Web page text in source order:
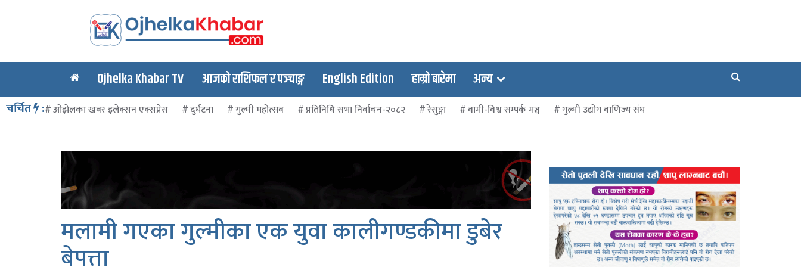
Ojhelka Khabar TV आजको राशिफल र पञ्चाङ्ग English Edition हाम्रो बारेमा अन्य
चर्चित : ओझेलका खबर इलेक्सन एक्सप्रेस दुर्घटना गुल्मी महोत्सव प्रतिनिधि सभा निर्वाचन-२०८२ रेसुङ्गा वामी-विश्व सम्पर्क मञ्च गुल्मी उद्योग वाणिज्य संघ
मलामी गएका गुल्मीका एक युवा कालीगण्डकीमा डुबेर
बेपत्ता